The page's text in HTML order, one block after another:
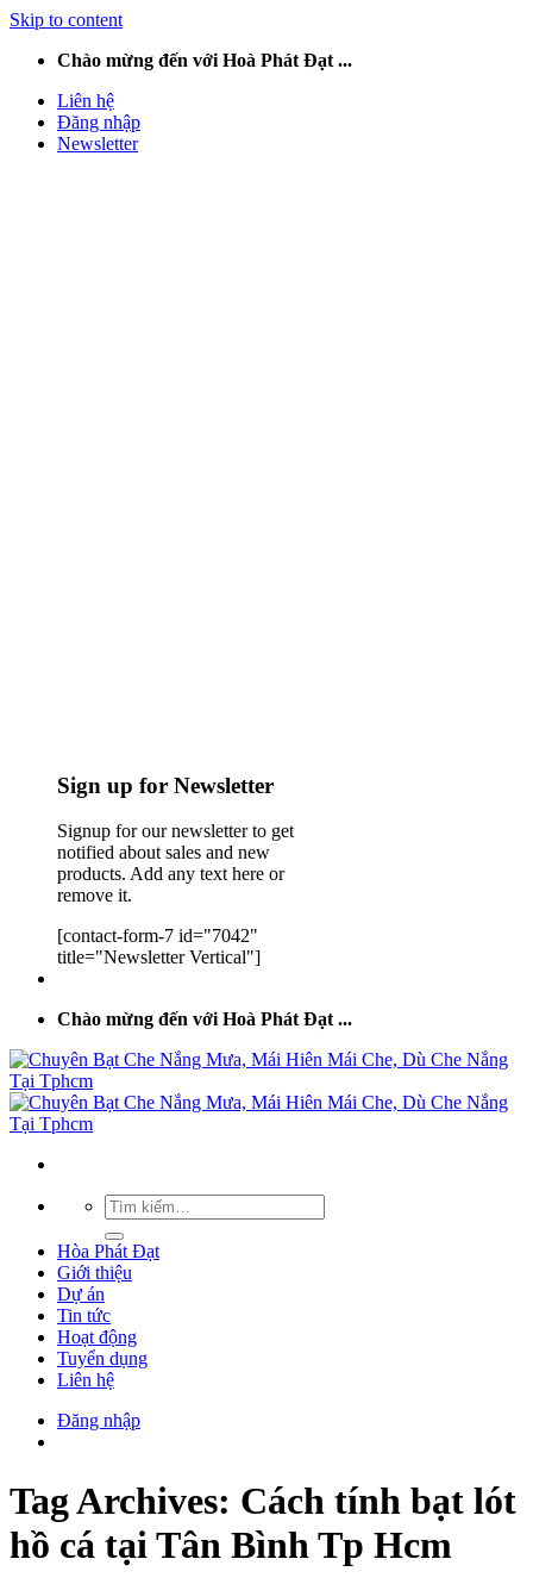
Skip to content
Chào mừng đến với Hoà Phát Đạt ...
Liên hệ
Đăng nhập
Newsletter
Sign up for Newsletter
Signup for our newsletter to get
notified about sales and new
products. Add any text here or
remove it.
[contact-form-7 id="7042"
title="Newsletter Vertical"]
Chào mừng đến với Hoà Phát Đạt ...
Hòa Phát Đạt
Giới thiệu
Dự án
Tin tức
Hoạt động
Tuyển dụng
Liên hệ
Đăng nhập
Tag Archives: Cách tính bạt lót
hồ cá tại Tân Bình Tp Hcm